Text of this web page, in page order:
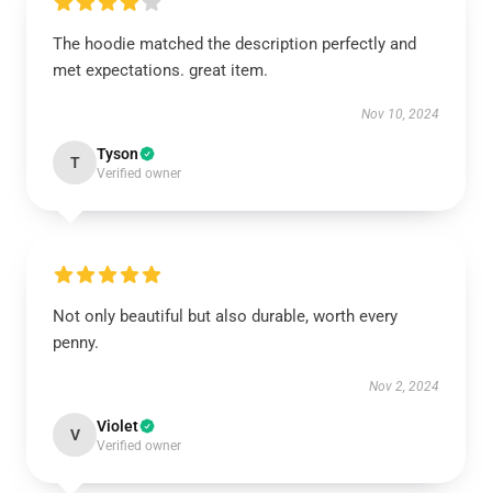
The hoodie matched the description perfectly and
met expectations. great item.
Nov 10, 2024
T Tyson
Verified owner
Not only beautiful but also durable, worth every
penny.
Nov 2, 2024
V Violet
Verified owner